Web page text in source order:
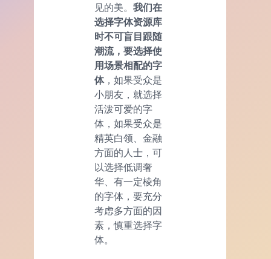
见的美。 我们在
选择字体资源库
时不可盲目跟随
潮流，要选择使
用场景相配的字
体，如果受众是
小朋友，就选择
活泼可爱的字
体，如果受众是
精英白领、金融
方面的人士，可
以选择低调奢
华、有一定棱角
的字体，要充分
考虑多方面的因
素，慎重选择字
体。